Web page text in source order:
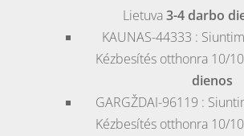
Lietuva3-4 darbo
KAUNAS-44333 :
Kézbesítés otthonra 10/
dienos
GARGŽDAI-96119 :
Kézbesítés otthonra 10/